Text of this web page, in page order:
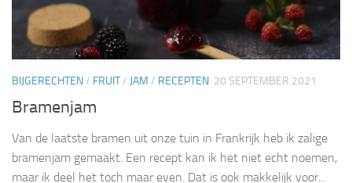
BIJGERECHTEN/ FRUIT/ JAM / RECEPTEN 20 SEPTEMBER 2021
Bramenjam
Van de laatste bramen uit onze tuin in Frankrijk heb ik zalige
bramenjam gemaakt. Een recept kan ik het niet echt noemen,
maar ik deel het toch maar even. Dat is ook makkelijk voor...